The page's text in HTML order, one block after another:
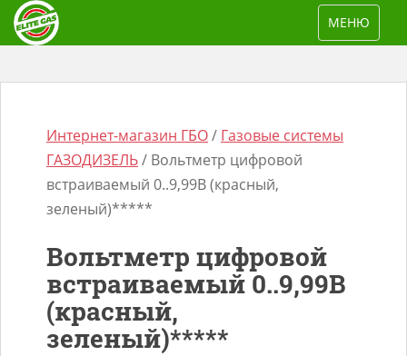
p
TOGGLE
МЕНЮ
Поиск
товаров
Интернет-магазин ГБО/ Газовые системы
ГАЗОДИЗЕЛЬ/ Вольтметр цифровой
встраиваемый 0..9,99В (красный,
зеленый)*****
Вольтметр цифровой
встраиваемый 0..9,99В
(красный,
зеленый)*****